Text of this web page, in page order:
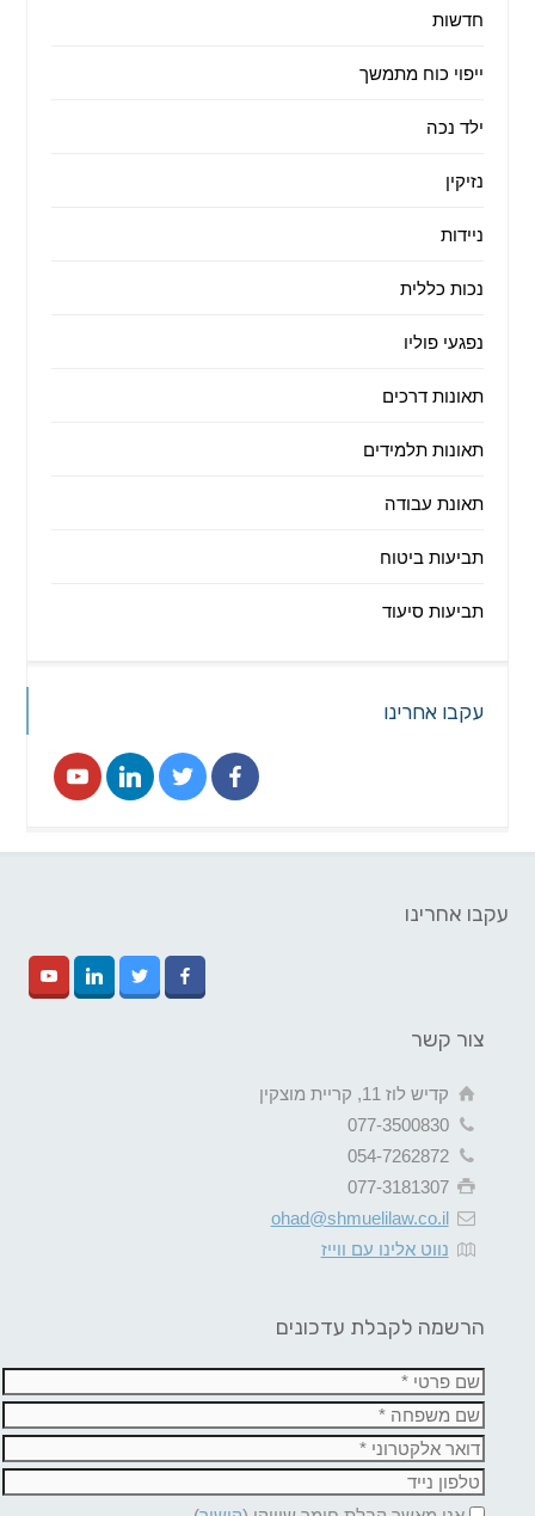
חדשות
ייפוי כוח מתמשך
ילד נכה
נזיקין
ניידות
נכות כללית
נפגעי פוליו
תאונות דרכים
תאונות תלמידים
תאונת עבודה
תביעות ביטוח
תביעות סיעוד
עקבו אחרינו
עקבו אחרינו
צור קשר
קדיש לוז 11, קריית מוצקין
077-3500830
054-7262872
077-3181307
ohad@shmuelilaw.co.il
נווט אלינו עם ווייז
הרשמה לקבלת עדכונים